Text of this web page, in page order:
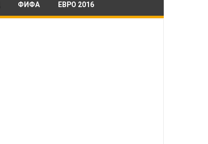
ФИФА ЕВРО 2016